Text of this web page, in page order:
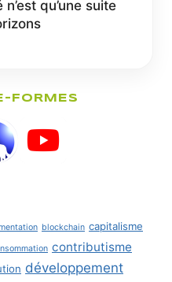
qu’une suite
FORMES
blockchain capitalisme
contributisme
développement